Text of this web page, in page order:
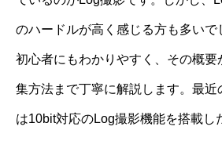
のハードルが高く感じる方も多いで
初心者にもわかりやすく、その概要
集方法まで丁寧に解説します。最近
は10bit対応のLog撮影機能を搭載し